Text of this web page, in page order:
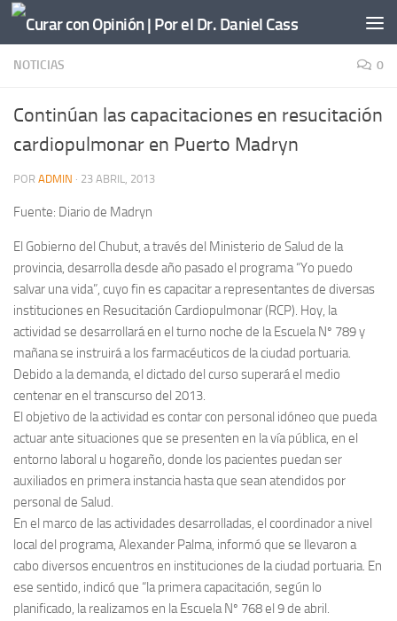
Saltar al contenido
NOTICIAS 0
Continúan las capacitaciones en resucitación
cardiopulmonar en Puerto Madryn
POR ADMIN · 23 ABRIL, 2013
Fuente: Diario de Madryn
El Gobierno del Chubut, a través del Ministerio de Salud de la
provincia, desarrolla desde año pasado el programa “Yo puedo
salvar una vida”, cuyo fin es capacitar a representantes de diversas
instituciones en Resucitación Cardiopulmonar (RCP). Hoy, la
actividad se desarrollará en el turno noche de la Escuela Nº 789 y
mañana se instruirá a los farmacéuticos de la ciudad portuaria.
Debido a la demanda, el dictado del curso superará el medio
centenar en el transcurso del 2013.
El objetivo de la actividad es contar con personal idóneo que pueda
actuar ante situaciones que se presenten en la vía pública, en el
entorno laboral u hogareño, donde los pacientes puedan ser
auxiliados en primera instancia hasta que sean atendidos por
personal de Salud.
En el marco de las actividades desarrolladas, el coordinador a nivel
local del programa, Alexander Palma, informó que se llevaron a
cabo diversos encuentros en instituciones de la ciudad portuaria. En
ese sentido, indicó que “la primera capacitación, según lo
planificado, la realizamos en la Escuela Nº 768 el 9 de abril.